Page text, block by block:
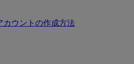
カウントの作成方法